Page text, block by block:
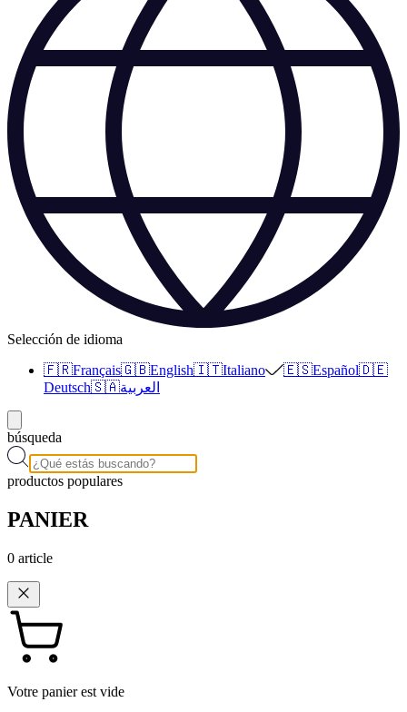
Selección de idioma
🇫🇷Français🇬🇧English🇮🇹Italiano 🇪🇸Español🇩🇪
Deutsch🇸🇦العربية
búsqueda
productos populares
PANIER
0 article
Votre panier est vide